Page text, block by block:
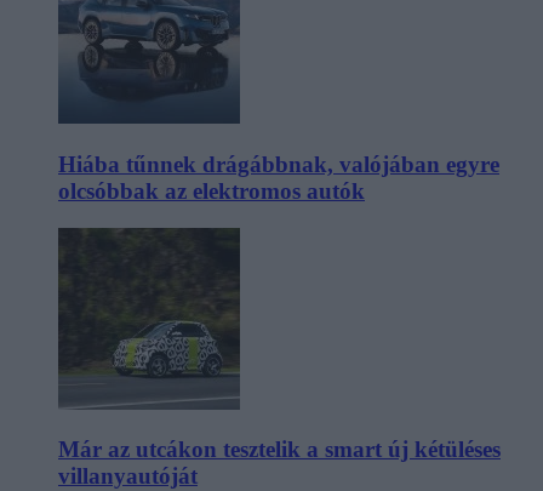
Hiába tűnnek drágábbnak, valójában egyre
olcsóbbak az elektromos autók
Már az utcákon tesztelik a smart új kétüléses
villanyautóját